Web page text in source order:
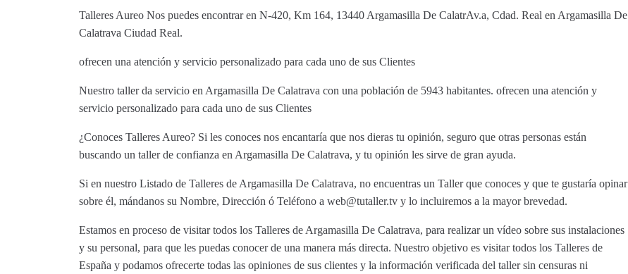
Talleres Aureo Nos puedes encontrar en N-420, Km 164, 13440 Argamasilla De CalatrAv.a, Cdad. Real en Argamasilla De
Calatrava Ciudad Real.
ofrecen una atención y servicio personalizado para cada uno de sus Clientes
Nuestro taller da servicio en Argamasilla De Calatrava con una población de 5943 habitantes. ofrecen una atención y
servicio personalizado para cada uno de sus Clientes
¿Conoces Talleres Aureo? Si les conoces nos encantaría que nos dieras tu opinión, seguro que otras personas están
buscando un taller de confianza en Argamasilla De Calatrava, y tu opinión les sirve de gran ayuda.
Si en nuestro Listado de Talleres de Argamasilla De Calatrava, no encuentras un Taller que conoces y que te gustaría opinar
sobre él, mándanos su Nombre, Dirección ó Teléfono a web@tutaller.tv y lo incluiremos a la mayor brevedad.
Estamos en proceso de visitar todos los Talleres de Argamasilla De Calatrava, para realizar un vídeo sobre sus instalaciones
y su personal, para que les puedas conocer de una manera más directa. Nuestro objetivo es visitar todos los Talleres de
España y podamos ofrecerte todas las opiniones de sus clientes y la información verificada del taller sin censuras ni